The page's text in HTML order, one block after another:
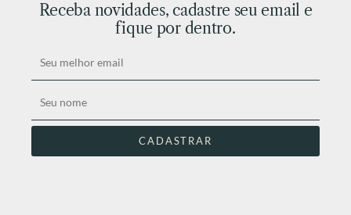
Receba novidades, cadastre seu email e
fique por dentro.